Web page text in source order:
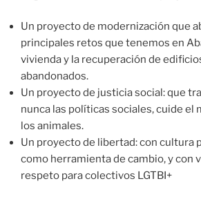
Un proyecto de modernización que
principales retos que tenemos en
vivienda y la recuperación de
abandonados.
Un proyecto de justicia social: que
nunca las políticas sociales, cuide el
los animales.
Un proyecto de libertad: con cultura
como herramienta de cambio, y con
respeto para colectivos LGTBI+